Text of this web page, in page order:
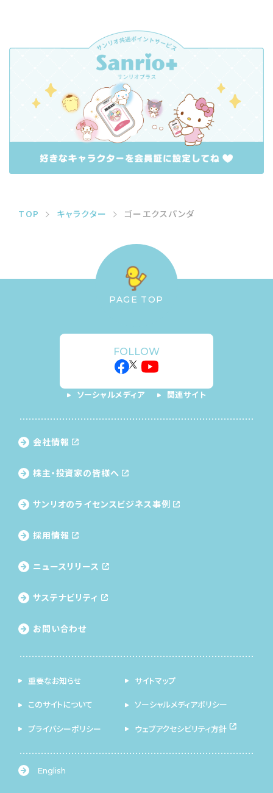
TOP キャラクター ゴーエクスパンダ
PAGE TOP
FOLLOW
ソーシャルメディア 関連サイト
会社情報
株主・投資家の皆様へ
サンリオのライセンスビジネス事例
採用情報
ニュースリリース
サステナビリティ
お問い合わせ
重要なお知らせ サイトマップ
このサイトについて ソーシャルメディアポリシー
プライバシーポリシー ウェブアクセシビリティ方針
English